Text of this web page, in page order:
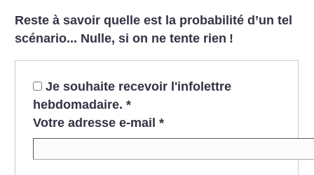
Reste à savoir quelle est la probabilité d’un tel
scénario... Nulle, si on ne tente rien !
Je souhaite recevoir l'infolettre
hebdomadaire. *
Votre adresse e-mail *